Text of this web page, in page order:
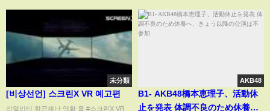
未分類
[비상선언] 스크린X VR 예고편
리얼리티 항공재난 영화 을 #스크린X VR
AKB48
B1- AKB48橋本恵理子、活動休
止を発表 体調不良のため休養